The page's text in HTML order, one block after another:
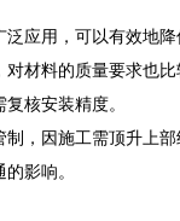
应用，可以有效地
材料的质量要求也比
核安装精度。
，因施工需顶升上
影响。